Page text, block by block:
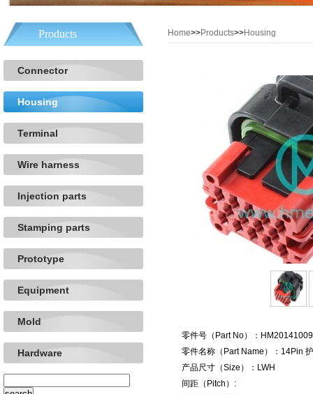
Products
Connector
Housing
Terminal
Wire harness
Injection parts
Stamping parts
Prototype
Equipment
Mold
Hardware
Home>>Products>>Housing
零件号（Part No）：
零件名称（Part Name）：14Pin
产品尺寸（Size）：LWH
间距（Pitch）: